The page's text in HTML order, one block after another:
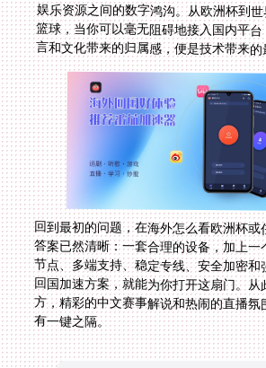
言和文化带来的归属感，便是技术带来
回到最初的问题，在海外怎么看欧洲杯或
答案已然清晰：一套合理的设备，加上一
节点、多端支持、稳定专线、安全加密和
回国加速方案，就能为你打开这扇门。从
方，精彩的中文赛事解说和热闹的直播氛
有一键之隔。